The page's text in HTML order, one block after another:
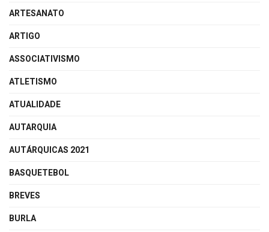
ARTESANATO
ARTIGO
ASSOCIATIVISMO
ATLETISMO
ATUALIDADE
AUTARQUIA
AUTÁRQUICAS 2021
BASQUETEBOL
BREVES
BURLA